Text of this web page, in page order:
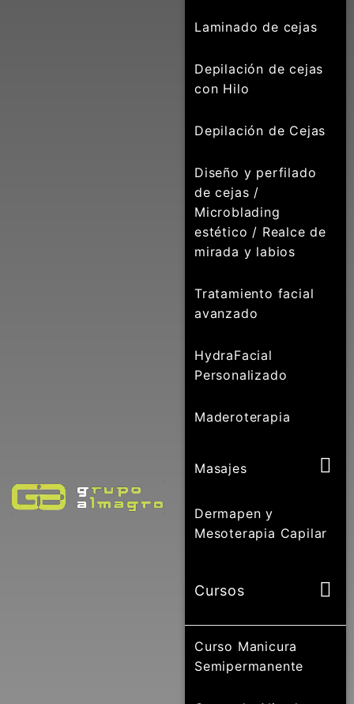
Laminado de cejas
Depilación de cejas
con Hilo
Depilación de Cejas
Diseño y perfilado
de cejas /
Microblading
estético / Realce de
mirada y labios
Tratamiento facial
avanzado
HydraFacial
Personalizado
Maderoterapia
Masajes
Dermapen y
Mesoterapia Capilar
Cursos
Curso Manicura
Semipermanente